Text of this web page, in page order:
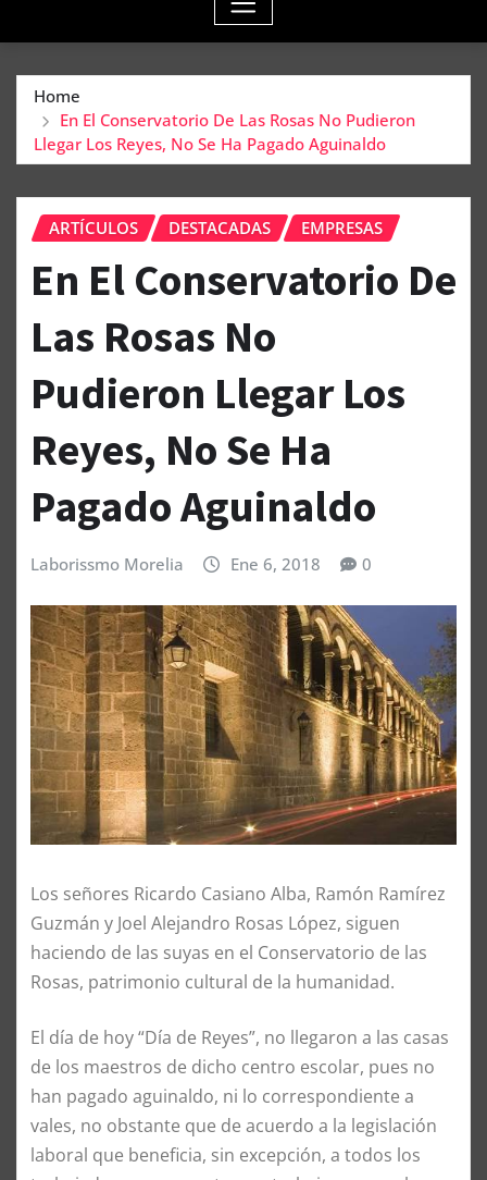
Home
En El Conservatorio De Las Rosas No Pudieron
Llegar Los Reyes, No Se Ha Pagado Aguinaldo
ARTÍCULOS DESTACADAS EMPRESAS
En El Conservatorio De
Las Rosas No
Pudieron Llegar Los
Reyes, No Se Ha
Pagado Aguinaldo
Laborissmo Morelia Ene 6, 2018 0
Los señores Ricardo Casiano Alba, Ramón Ramírez
Guzmán y Joel Alejandro Rosas López, siguen
haciendo de las suyas en el Conservatorio de las
Rosas, patrimonio cultural de la humanidad.
El día de hoy “Día de Reyes”, no llegaron a las casas
de los maestros de dicho centro escolar, pues no
han pagado aguinaldo, ni lo correspondiente a
vales, no obstante que de acuerdo a la legislación
laboral que beneficia, sin excepción, a todos los